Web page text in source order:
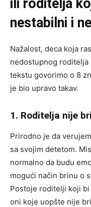
ili roditelja
nestabilni i
Nažalost, deca koja
nedostupnog roditelja
tekstu govorimo o 8
je bio upravo takav.
1. Roditelja nije
Prirodno je da
sa svojim detetom.
normalno da budu
mogući način brinu o
Postoje roditelji koji
oni koje uopšte nije